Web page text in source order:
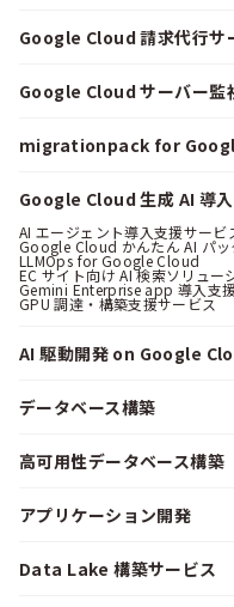
Google Cloud 請求代行サ
Google Cloud サーバー監
migrationpack for
Google Cloud 生成 AI 導
AI エージェント導入支援サービ
Google Cloud かんたん AI パッ
LLMOps for Google Cloud
EC サイト向け AI 検索ソリュー
Gemini Enterprise app 導入支
GPU 調達・構築支援サービス
AI 駆動開発 on Google
データベース構築
高可用性データベース構築
アプリケーション開発
Data Lake 構築サービス